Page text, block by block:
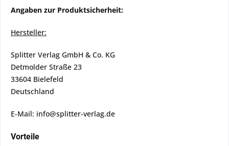
Angaben zur Produktsicherheit:
Hersteller:
Splitter Verlag GmbH & Co. KG
Detmolder Straße 23
33604 Bielefeld
Deutschland
E-Mail: info@splitter-verlag.de
Vorteile